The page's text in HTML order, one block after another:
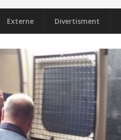
Externe Divertisment